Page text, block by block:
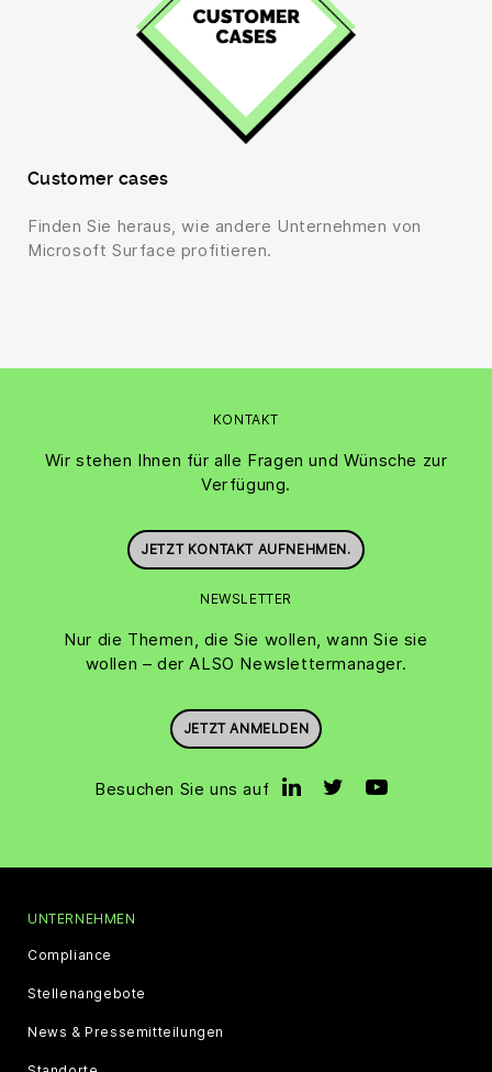
Customer cases
Finden Sie heraus, wie andere Unternehmen von
Microsoft Surface profitieren.
KONTAKT
Wir stehen Ihnen für alle Fragen und Wünsche zur
Verfügung.
JETZT KONTAKT AUFNEHMEN.
NEWSLETTER
Nur die Themen, die Sie wollen, wann Sie sie
wollen – der ALSO Newslettermanager.
JETZT ANMELDEN
Besuchen Sie uns auf
UNTERNEHMEN
Compliance
Stellenangebote
News & Pressemitteilungen